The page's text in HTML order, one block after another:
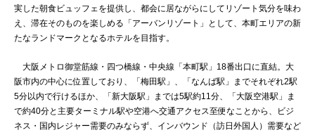
実した朝食ビュッフェを提供し、都会に居ながらにしてリゾート気分を味わ
え、滞在そのものを楽しめる「アーバンリゾート」として、本町エリアの新
たなランドマークとなるホテルを目指す。
大阪メトロ御堂筋線・四つ橋線・中央線「本町駅」18番出口に直結。大
阪市内の中心に位置しており、「梅田駅」、「なんば駅」までそれぞれ2駅
5分以内で行けるほか、「新大阪駅」までは5駅約11分、「大阪空港駅」ま
で約40分と主要ターミナル駅や空港へ交通アクセス至便なことから、ビジ
ネス・国内レジャー需要のみならず、インバウンド（訪日外国人）需要など